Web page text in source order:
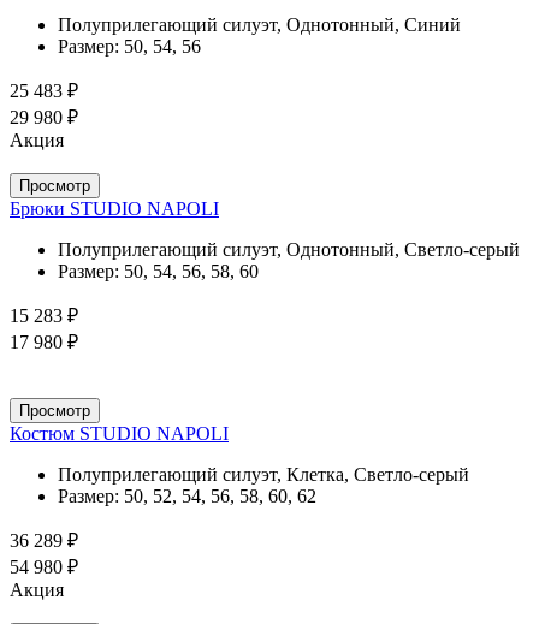
Полуприлегающий силуэт, Однотонный, Синий
Размер: 50, 54, 56
25 483 ₽
29 980 ₽
Акция
Просмотр
Брюки STUDIO NAPOLI
Полуприлегающий силуэт, Однотонный, Светло-серый
Размер: 50, 54, 56, 58, 60
15 283 ₽
17 980 ₽
Просмотр
Костюм STUDIO NAPOLI
Полуприлегающий силуэт, Клетка, Светло-серый
Размер: 50, 52, 54, 56, 58, 60, 62
36 289 ₽
54 980 ₽
Акция